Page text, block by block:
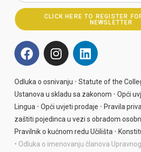
CLICK HERE TO REGISTER
NEWSLETTER
l
t
r
n
a
t
i
Odluka o osnivanju • Statute of the
Ustanova u skladu sa zakonom • Opći
Lingua • Opći uvjeti prodaje • Pravila
zaštiti pojedinca u vezi s obradom
Pravilnik o kućnom redu Učilišta •
• Odluka o imenovanju članova